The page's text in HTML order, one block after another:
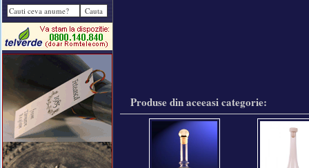
Produse din aceeasi categorie: